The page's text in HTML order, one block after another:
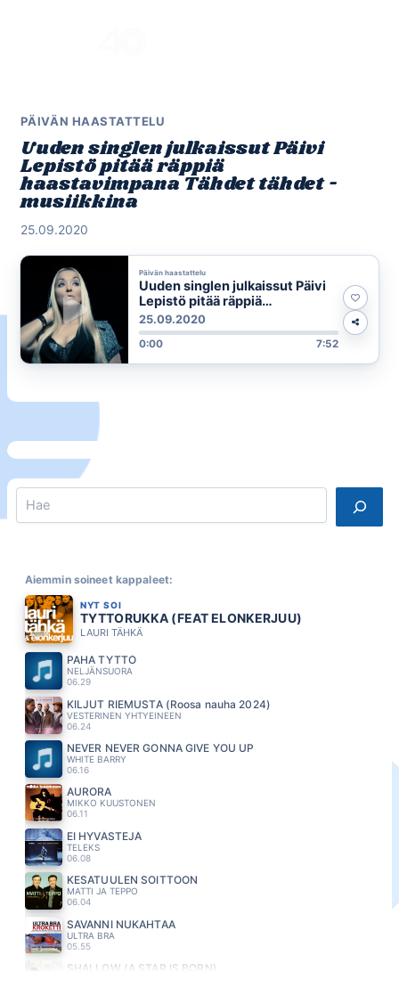
PÄIVÄN HAASTATTELU
Uuden singlen julkaissut Päivi
Lepistö pitää räppiä
haastavimpana Tähdet tähdet -
musiikkina
25.09.2020
Päivän haastattelu
Uuden singlen julkaissut Päivi
Lepistö pitää räppiä
haastavimpana Tähdet tähdet -
musiikkina
25.09.2020
0:00 7:52
Search
Aiemmin soineet kappaleet:
NYT SOI
TYTTORUKKA (FEAT ELONKERJUU)
LAURI TÄHKÄ
PAHA TYTTÖ
NELJÄNSUORA
06.29
KILJUT RIEMUSTA (Roosa nauha 2024)
VESTERINEN YHTYEINEEN
06.24
NEVER NEVER GONNA GIVE YOU UP
WHITE BARRY
06.16
AURORA
MIKKO KUUSTONEN
06.11
EI HYVÄSTEJÄ
TELEKS
06.08
KESATUULEN SOITTOON
MATTI JA TEPPO
06.04
SAVANNI NUKAHTAA
ULTRA BRA
05.55
SHALLOW (A STAR IS BORN)